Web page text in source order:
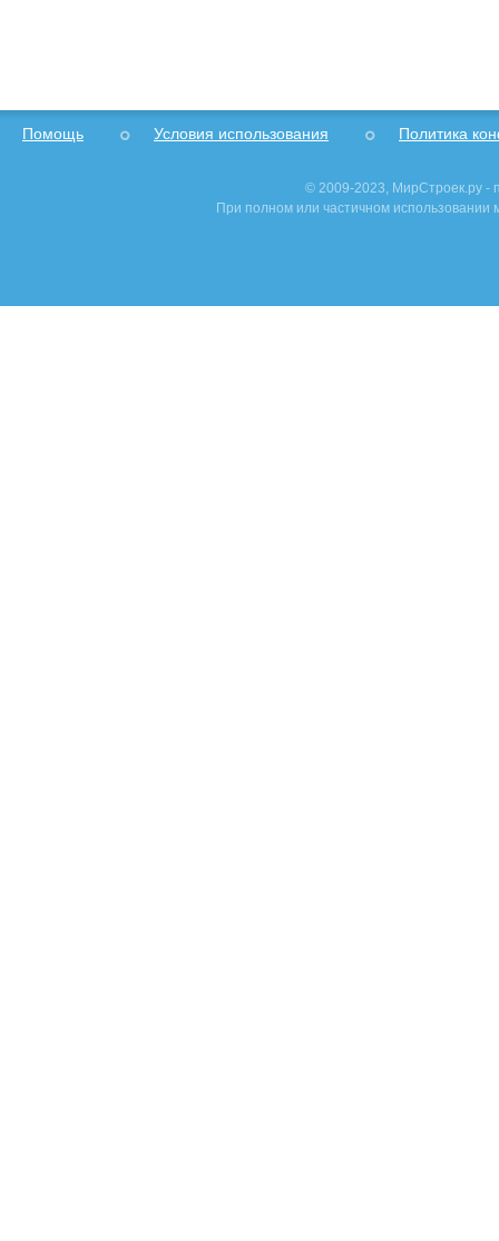
Помощь Условия использования Политика
© 2009-2023, МирСтроек.ру -
При полном или частичном использовании